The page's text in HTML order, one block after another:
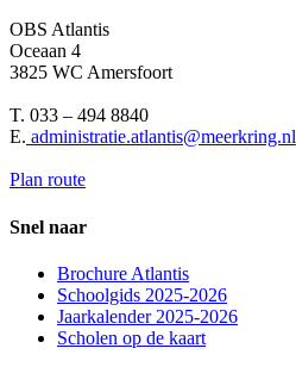
OBS Atlantis
Oceaan 4
3825 WC Amersfoort
T. 033 – 494 8840
E. administratie.atlantis@meerkring.nl
Plan route
Snel naar
Brochure Atlantis
Schoolgids 2025-2026
Jaarkalender 2025-2026
Scholen op de kaart